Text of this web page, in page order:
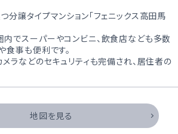
譲タイプマンション「フェニックス高田馬
でスーパーやコンビニ、飲食店なども多数
食事も便利です。
メラなどのセキュリティも完備され、居住者の
地図を見る